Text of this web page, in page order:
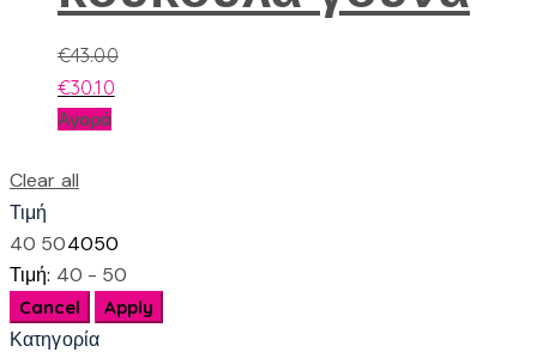
€43.00
€30.10
ΑγοράΑυτό
πολλαπλές
παραλλαγές.
Οι
Clear all
Τιμή
40 504050
Τιμή: 40 - 50
Κατηγορία